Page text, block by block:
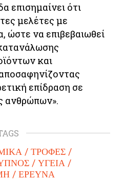
επισημαίνει ότι
μελέτες με
ώστε να επιβεβαιωθεί
και
επίδραση σε
ανθρώπων».
ΤΡΟΦΕΣ
ΥΓΕΙΑ
ΕΡΕΥΝΑ